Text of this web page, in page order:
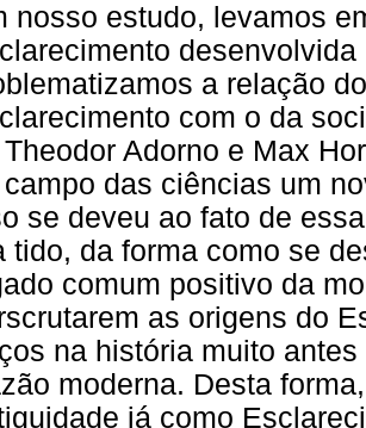
nosso estudo, levamos
a relação
com o da
Adorno e Max
campo das ciências um
se deveu ao fato de
tido, da forma como se
comum positivo da
as origens do
na história muito
moderna. Desta
já como